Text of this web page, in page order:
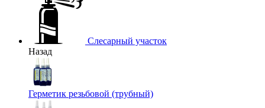
Слесарный участок
Назад
Герметик резьбовой (трубный)